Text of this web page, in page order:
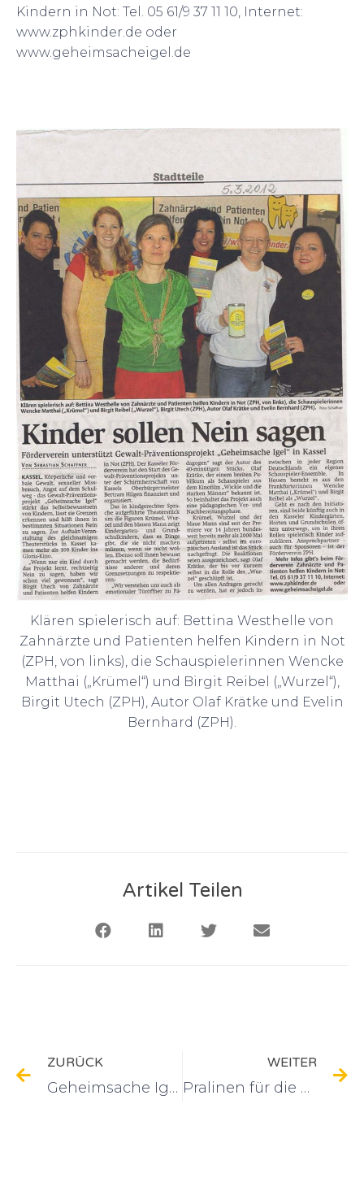
Kindern in Not: Tel. 05 61/9 37 11 10, Internet:
www.zphkinder.de oder
www.geheimsacheigel.de
Klären spielerisch auf: Bettina Westhelle von
Zahnärzte und Patienten helfen Kindern in Not
(ZPH, von links), die Schauspielerinnen Wencke
Matthai („Krümel“) und Birgit Reibel („Wurzel“),
Birgit Utech (ZPH), Autor Olaf Krätke und Evelin
Bernhard (ZPH).
Artikel Teilen
ZURÜCK
Geheimsache Igel
WEITER
Pralinen für die Rettung